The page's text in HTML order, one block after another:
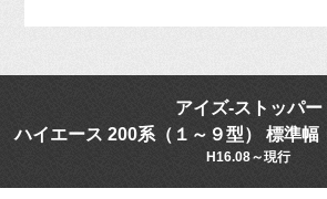
アイズ-ストッパー
ハイエース 200系（１～９型） 標準幅
H16.08～現行